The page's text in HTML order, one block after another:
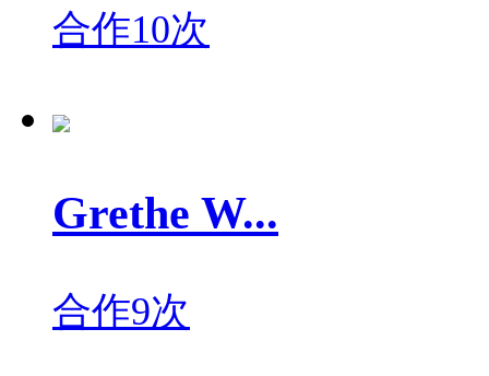
合作10次
Grethe W...
合作9次